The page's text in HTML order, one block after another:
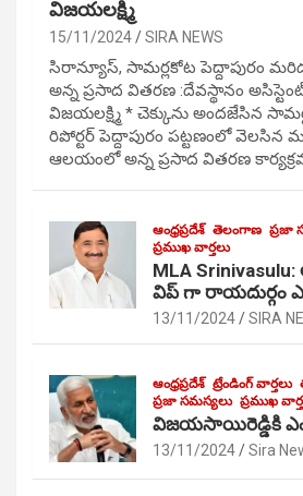
విజయలక్ష్మి
15/11/2024 SIRA NEWS
సిరాన్యూస్, సామర్లకోట పెద్దాపురం
అన్న ప్రసాద వితరణ :దేవస్థానం
విజయలక్ష్మి * చెక్కును అందజేసిన
రిపోర్టర్ పెద్దాపురం పట్టణంలో
ఆలయంలో అన్న ప్రసాద వితరణ
ఆంధ్రప్రదేశ్ తెలంగాణ ప్రజా
ప్రముఖ వార్తలు
MLA Srinivasulu:
విప్ గా రాయదుర్గం
13/11/2024 SIRA
ఆంధ్రప్రదేశ్ ట్రేండింగ్ వార్తలు
ప్రజా సమస్యలు ప్రముఖ
విజయసాయిరెడ్డికి
13/11/2024 Sira